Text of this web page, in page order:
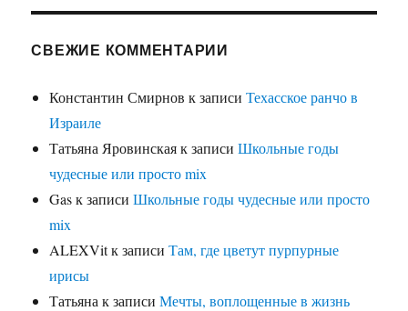
СВЕЖИЕ КОММЕНТАРИИ
Константин Смирнов к записиТехасское ранчо в
Израиле
Татьяна Яровинскаяк записиШкольные годы
чудесные или просто mix
Gasк записиШкольные годы чудесные или просто
mix
ALEXVitк записиТам, где цветут пурпурные
ирисы
Татьяна к записиМечты, воплощенные в жизнь